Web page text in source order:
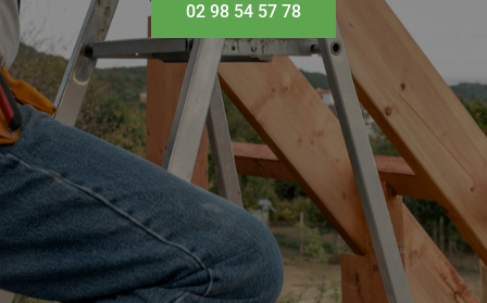
02 98 54 57 78